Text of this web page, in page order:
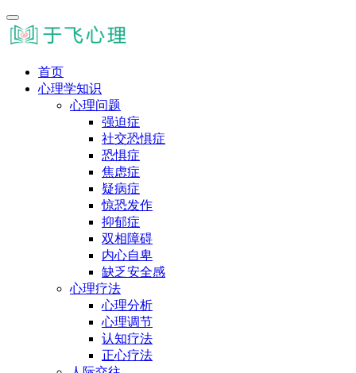
首页
心理学知识
心理问题
强迫症
社交恐惧症
恐惧症
焦虑症
疑病症
惊恐发作
抑郁症
双相障碍
内心自卑
缺乏安全感
心理疗法
心理分析
心理调节
认知疗法
正心疗法